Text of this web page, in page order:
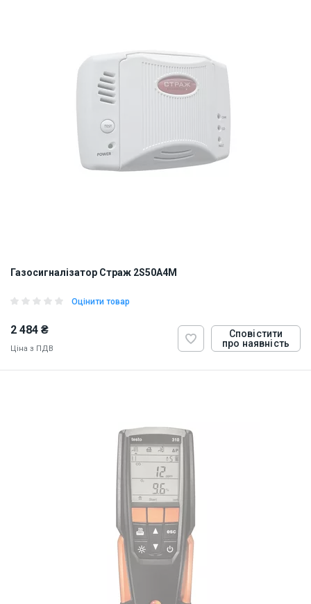
Газосигналізатор Страж 2S50A4M
Оцінити товар
2 484 ₴
Ціна з ПДВ
Сповістити
про наявність